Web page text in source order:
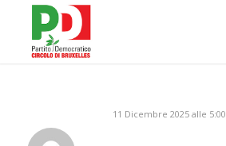
11 Dicembre 2025 alle 5:00